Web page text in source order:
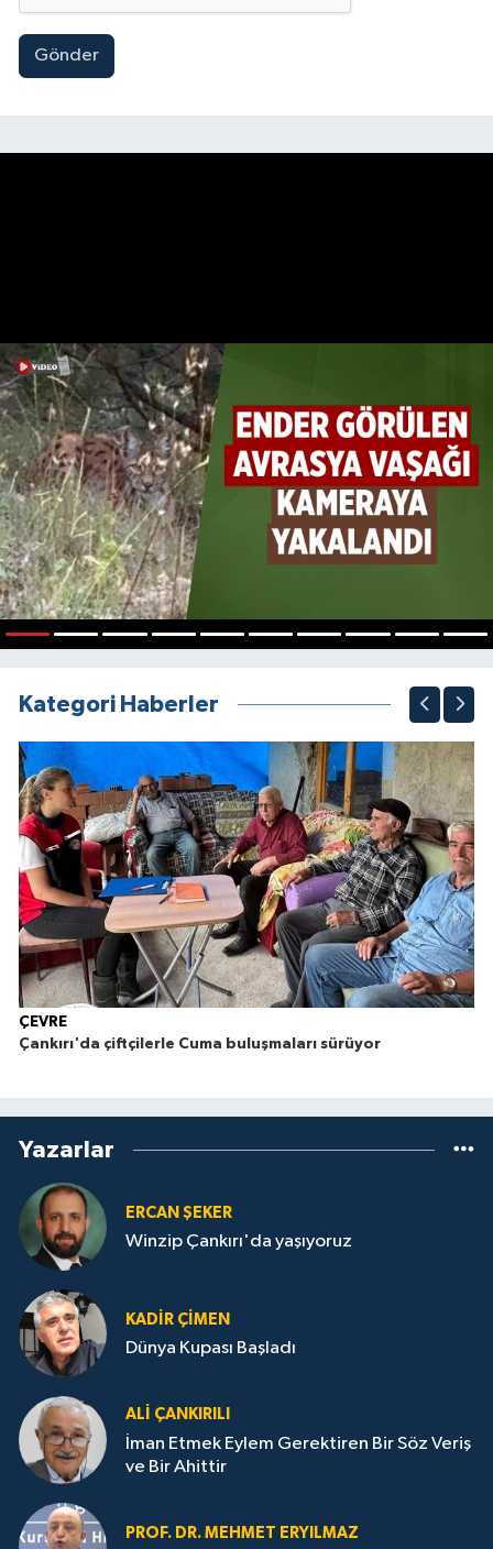
Gönder
Kategori Haberler
ÇEVRE
Çankırı'da çiftçilerle Cuma buluşmaları sürüyor
Yazarlar
ERCAN ŞEKER
Winzip Çankırı'da yaşıyoruz
KADIR ÇIMEN
Dünya Kupası Başladı
ALI ÇANKIRILI
İman Etmek Eylem Gerektiren Bir Söz Veriş
ve Bir Ahittir
PROF. DR. MEHMET ERYILMAZ